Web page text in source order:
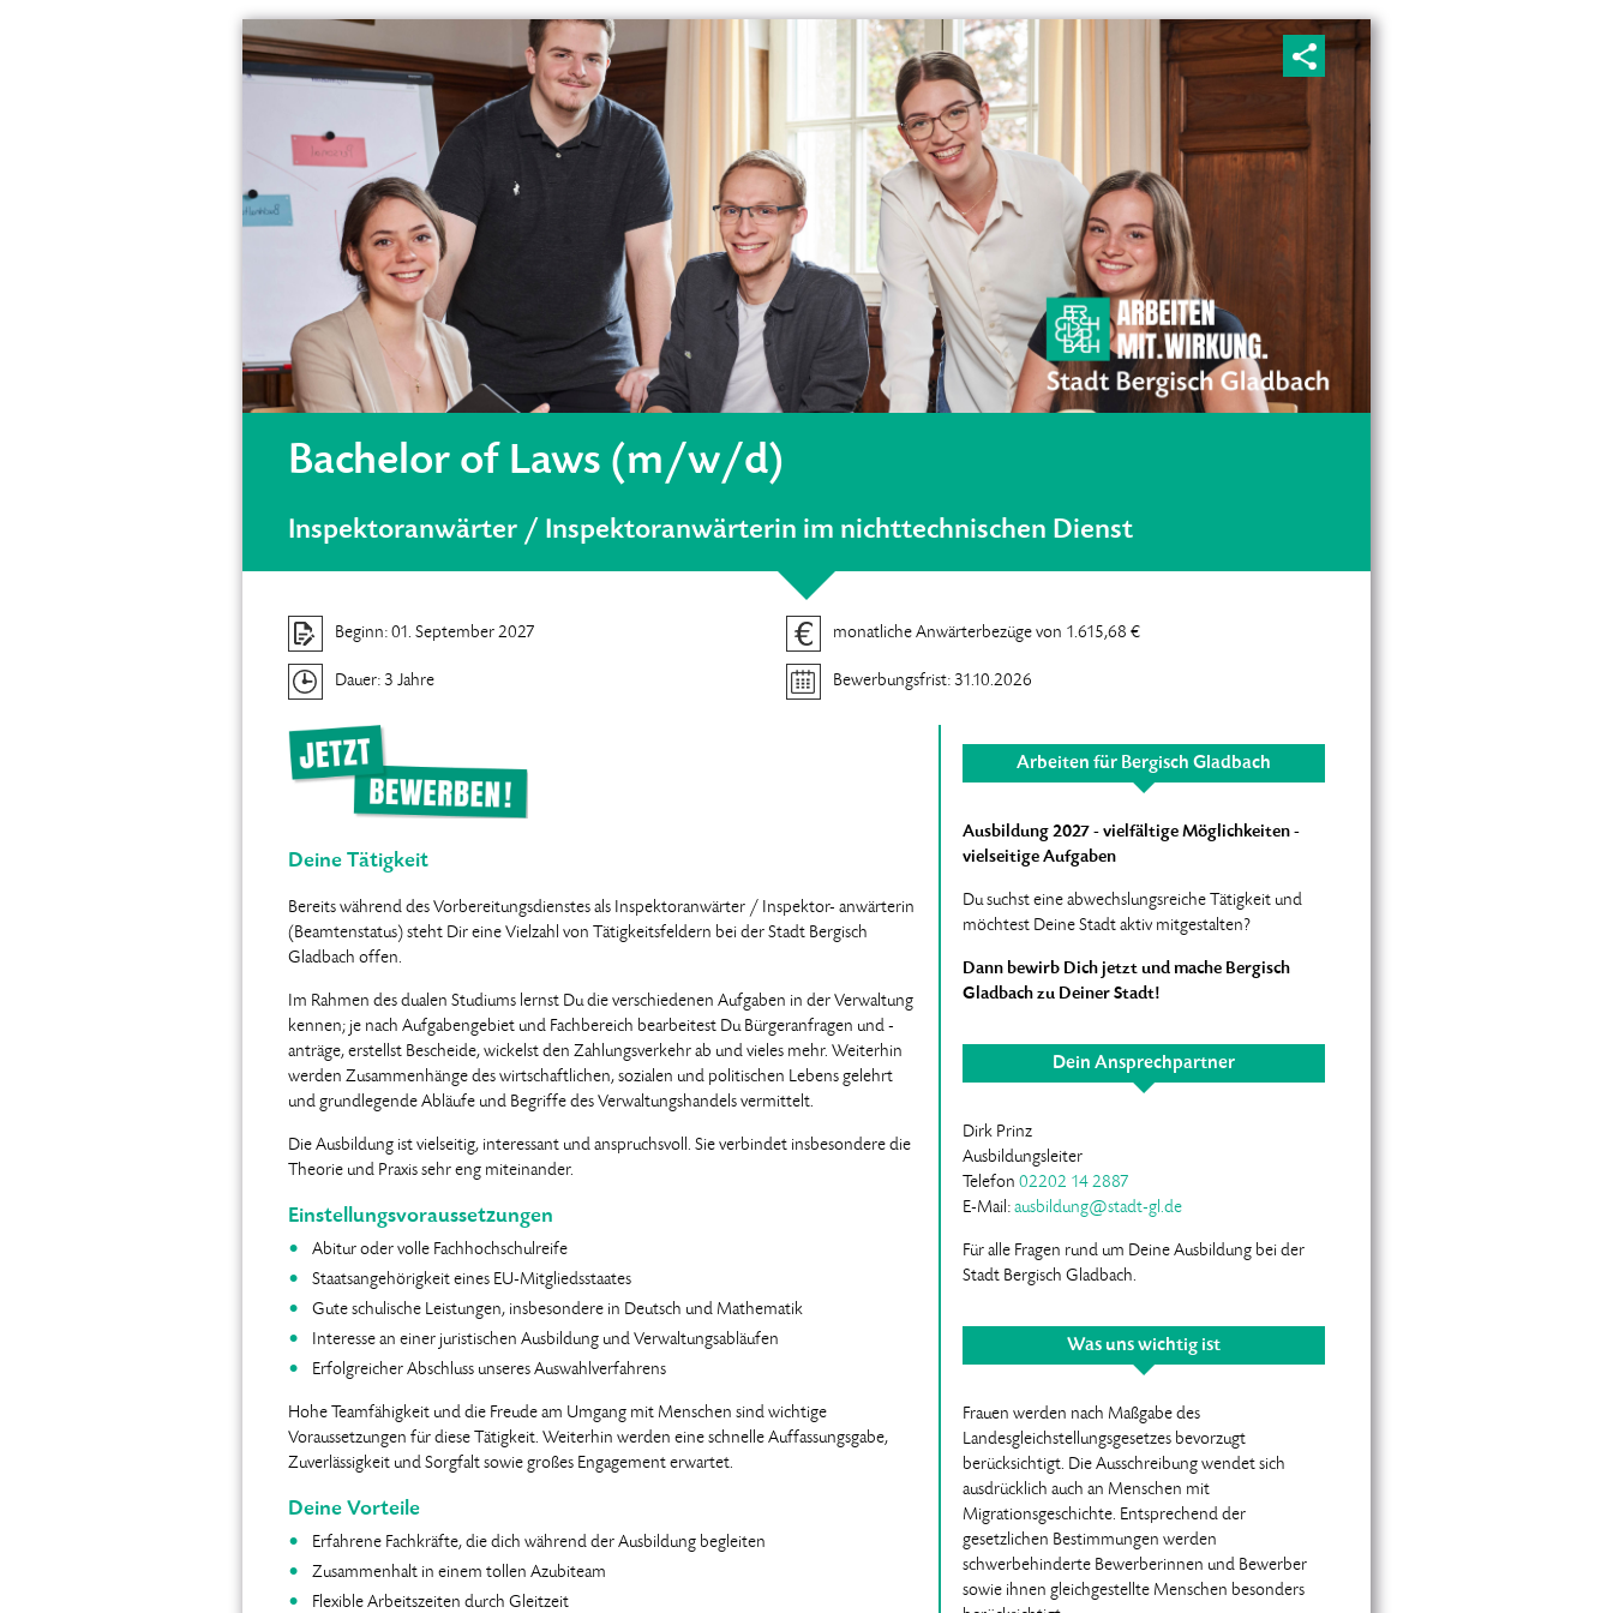
Bachelor of Laws (m/w/d)
Inspektoranwärter / Inspektoranwärterin im nichttechnischen Dienst
Beginn: 01. September 2027 monatliche Anwärterbezüge von 1.615,68 €
Dauer: 3 Jahre Bewerbungsfrist: 31.10.2026
Deine Tätigkeit
Bereits während des Vorbereitungsdienstes als Inspektoranwärter / Inspektor- anwärterin
(Beamtenstatus) steht Dir eine Vielzahl von Tätigkeitsfeldern bei der Stadt Bergisch
Gladbach offen.
Im Rahmen des dualen Studiums lernst Du die verschiedenen Aufgaben in der Verwaltung
kennen; je nach Aufgabengebiet und Fachbereich bearbeitest Du Bürgeranfragen und -
anträge, erstellst Bescheide, wickelst den Zahlungsverkehr ab und vieles mehr. Weiterhin
werden Zusammenhänge des wirtschaftlichen, sozialen und politischen Lebens gelehrt
und grundlegende Abläufe und Begriffe des Verwaltungshandels vermittelt.
Die Ausbildung ist vielseitig, interessant und anspruchsvoll. Sie verbindet insbesondere die
Theorie und Praxis sehr eng miteinander.
Einstellungsvoraussetzungen
Abitur oder volle Fachhochschulreife
Staatsangehörigkeit eines EU-Mitgliedsstaates
Gute schulische Leistungen, insbesondere in Deutsch und Mathematik
Interesse an einer juristischen Ausbildung und Verwaltungsabläufen
Erfolgreicher Abschluss unseres Auswahlverfahrens
Hohe Teamfähigkeit und die Freude am Umgang mit Menschen sind wichtige
Voraussetzungen für diese Tätigkeit. Weiterhin werden eine schnelle Auffassungsgabe,
Zuverlässigkeit und Sorgfalt sowie großes Engagement erwartet.
Deine Vorteile
Erfahrene Fachkräfte, die dich während der Ausbildung begleiten
Zusammenhalt in einem tollen Azubiteam
Flexible Arbeitszeiten durch Gleitzeit
Arbeiten für Bergisch Gladbach
Ausbildung 2027 - vielfältige Möglichkeiten -
vielseitige Aufgaben
Du suchst eine abwechslungsreiche Tätigkeit und
möchtest Deine Stadt aktiv mitgestalten?
Dann bewirb Dich jetzt und mache Bergisch
Gladbach zu Deiner Stadt!
Dein Ansprechpartner
Dirk Prinz
Ausbildungsleiter
Telefon 02202 14 2887
E-Mail: ausbildung@stadt-gl.de
Für alle Fragen rund um Deine Ausbildung bei der
Stadt Bergisch Gladbach.
Was uns wichtig ist
Frauen werden nach Maßgabe des
Landesgleichstellungsgesetzes bevorzugt
berücksichtigt. Die Ausschreibung wendet sich
ausdrücklich auch an Menschen mit
Migrationsgeschichte. Entsprechend der
gesetzlichen Bestimmungen werden
schwerbehinderte Bewerberinnen und Bewerber
sowie ihnen gleichgestellte Menschen besonders